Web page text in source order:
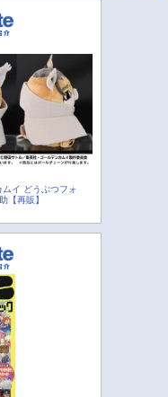
ムイ どうぶつフォ
【再販】